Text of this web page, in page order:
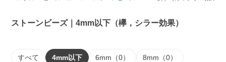
ストーンビーズ｜4mm以下（欅，シラー効果）
すべて 4mm以下 6mm（0） 8mm（0）